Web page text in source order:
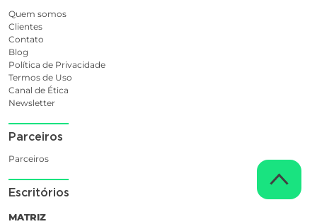
Quem somos
Clientes
Contato
Blog
Política de Privacidade
Termos de Uso
Canal de Ética
Newsletter
Parceiros
Parceiros
Escritórios
MATRIZ